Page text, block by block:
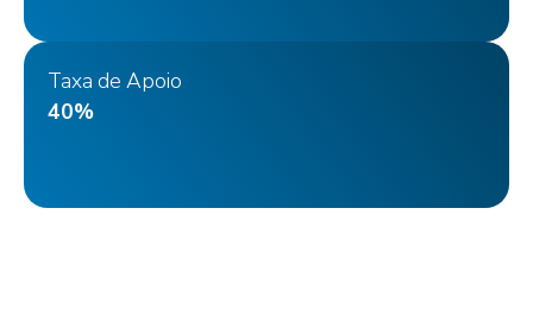
Taxa de Apoio
40%